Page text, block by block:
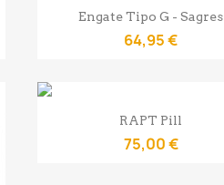
Vista rápida
Engate Tipo G - Sagres
64,95 €
Vista rápida
RAPT Pill
75,00 €